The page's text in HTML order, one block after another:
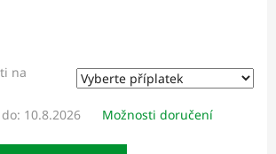
na
10.8.2026 Možnosti doručení